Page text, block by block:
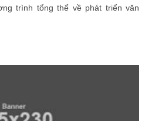
trình tổng thể về phát triển văn